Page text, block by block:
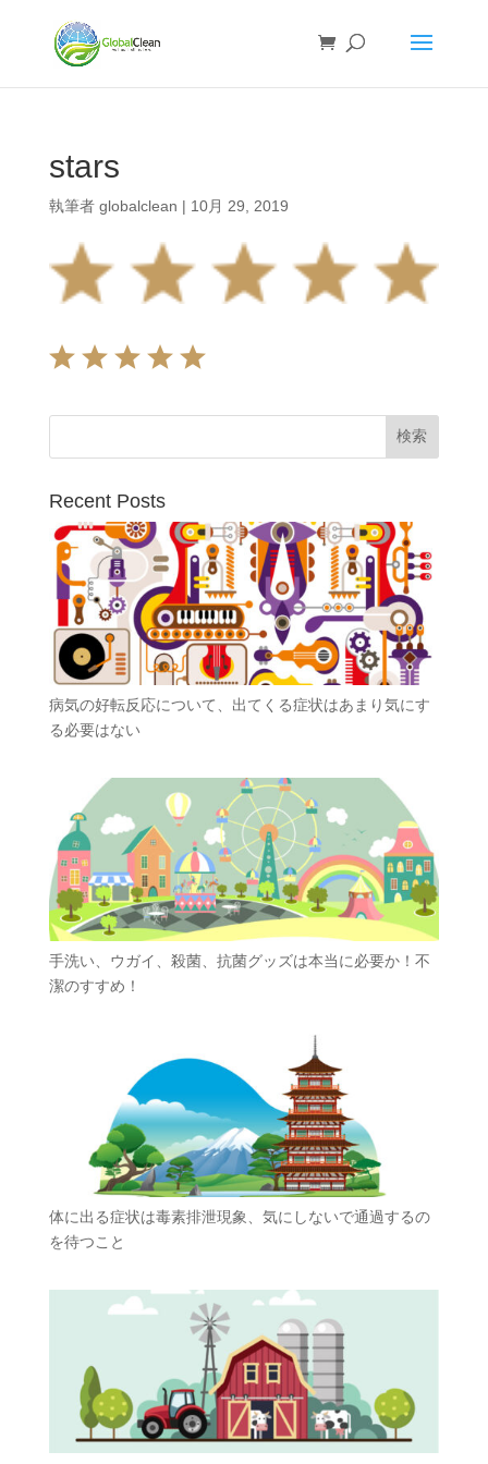
stars
執筆者 globalclean | 10月 29, 2019
Recent Posts
病気の好転反応について、出てくる症状はあまり気にす
る必要はない
手洗い、ウガイ、殺菌、抗菌グッズは本当に必要か！不
潔のすすめ！
体に出る症状は毒素排泄現象、気にしないで通過するの
を待つこと